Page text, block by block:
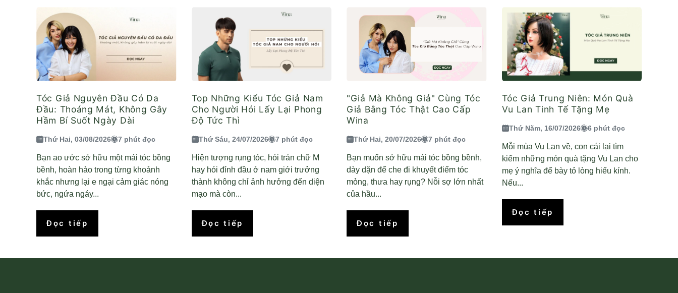
Tóc Giả Nguyên Đầu Có Da
Đầu: Thoáng Mát, Không Gây
Hầm Bí Suốt Ngày Dài
Thứ Hai, 03/08/2026 7 phút đọc
Bạn ao ước sở hữu một mái tóc bồng
bềnh, hoàn hảo trong từng khoảnh
khắc nhưng lại e ngại cảm giác nóng
bức, ngứa ngáy...
Đọc tiếp
Top Những Kiểu Tóc Giả Nam
Cho Người Hói Lấy Lại Phong
Độ Tức Thì
Thứ Sáu, 24/07/2026 7 phút đọc
Hiện tượng rụng tóc, hói trán chữ M
hay hói đỉnh đầu ở nam giới trưởng
thành không chỉ ảnh hưởng đến diện
mạo mà còn...
Đọc tiếp
"Giả Mà Không Giả" Cùng Tóc
Giả Bằng Tóc Thật Cao Cấp
Wina
Thứ Hai, 20/07/2026 7 phút đọc
Bạn muốn sở hữu mái tóc bồng bềnh,
dày dặn để che đi khuyết điểm tóc
mỏng, thưa hay rụng? Nỗi sợ lớn nhất
của hầu...
Đọc tiếp
Tóc Giả Trung Niên: Món Quà
Vu Lan Tinh Tế Tặng Mẹ
Thứ Năm, 16/07/2026 6 phút đọc
Mỗi mùa Vu Lan về, con cái lại tìm
kiếm những món quà tặng Vu Lan cho
mẹ ý nghĩa để bày tỏ lòng hiếu kính.
Nếu...
Đọc tiếp